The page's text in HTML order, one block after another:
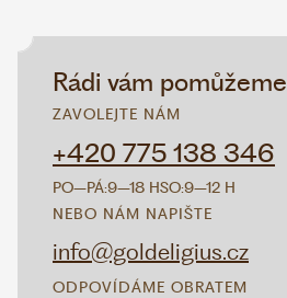
Rádi vám
ZAVOLEJTE NÁM
+420 775 138 346
PO–PÁ:9–18 HSO:9–12 H
NEBO NÁM NAPIŠTE
info@goldeligius.cz
ODPOVÍDÁME OBRATEM